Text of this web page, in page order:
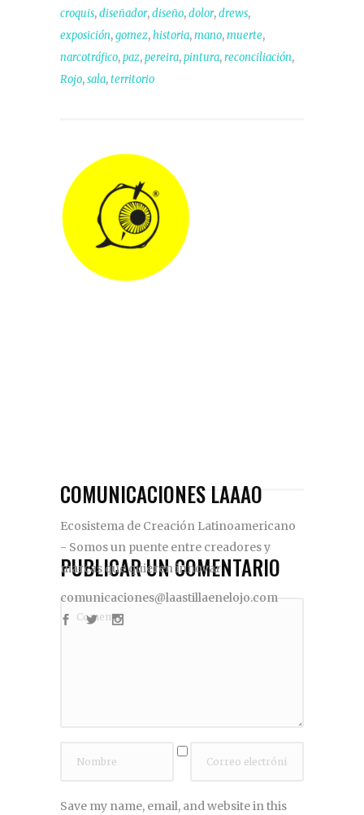
croquis,diseñador,diseño,dolor,drews,
exposición,gomez,historia,mano,muerte,
narcotráfico,paz,pereira,pintura,reconciliación,
Rojo,sala,territorio
COMUNICACIONES LAAAO
Ecosistema de Creación Latinoamericano
- Somos un puente entre creadores y
marcas que quieren innovar
comunicaciones@laastillaenelojo.com
PUBLICAR UN COMENTARIO
Save my name, email, and website in this